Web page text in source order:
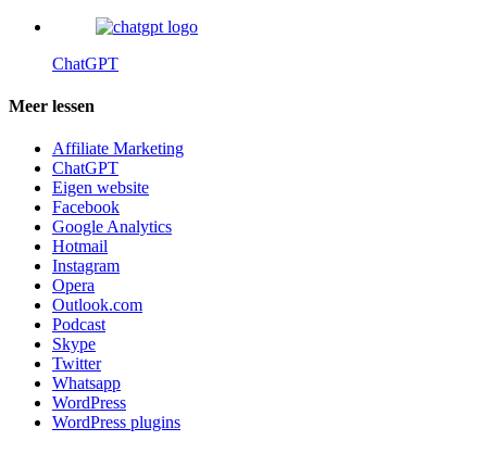
ChatGPT
Meer lessen
Affiliate Marketing
ChatGPT
Eigen website
Facebook
Google Analytics
Hotmail
Instagram
Opera
Outlook.com
Podcast
Skype
Twitter
Whatsapp
WordPress
WordPress plugins